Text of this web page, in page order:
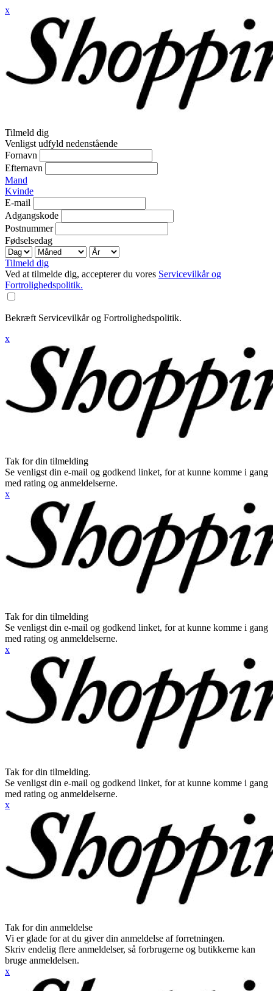
x
Tilmeld dig
Venligst udfyld nedenstående
Fornavn
Efternavn
Mand
Kvinde
E-mail
Adgangskode
Postnummer
Fødselsedag
Tilmeld dig
Ved at tilmelde dig, accepterer du vores Servicevilkår og
Fortrolighedspolitik.
Bekræft Servicevilkår og Fortrolighedspolitik.
x
Tak for din tilmelding
Se venligst din e-mail og godkend linket, for at kunne komme i gang
med rating og anmeldelserne.
x
Tak for din tilmelding
Se venligst din e-mail og godkend linket, for at kunne komme i gang
med rating og anmeldelserne.
x
Tak for din tilmelding.
Se venligst din e-mail og godkend linket, for at kunne komme i gang
med rating og anmeldelserne.
x
Tak for din anmeldelse
Vi er glade for at du giver din anmeldelse af forretningen.
Skriv endelig flere anmeldelser, så forbrugerne og butikkerne kan
bruge anmeldelsen.
x